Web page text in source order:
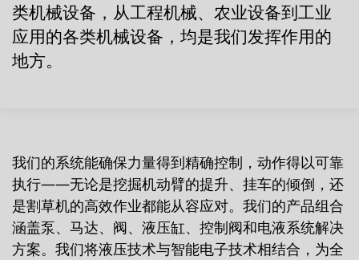
类机械设备，从工程机械、农业设备到工业
应用的各类机械设备，均是我们发挥作用的
地方。
我们的系统能确保力量得到精确控制，动作得以可靠
执行——无论是挖掘机动臂的提升、挂车的倾倒，还
是割草机的高效作业都能从容应对。我们的产品组合
涵盖泵、马达、阀、液压缸、控制阀和电液系统解决
方案。我们将液压技术与智能电子技术相结合，为全